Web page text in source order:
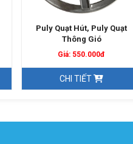
Puly Quạt Hút, Puly Quạt
Thông Gió
Giá: 550.000đ
CHI TIẾT